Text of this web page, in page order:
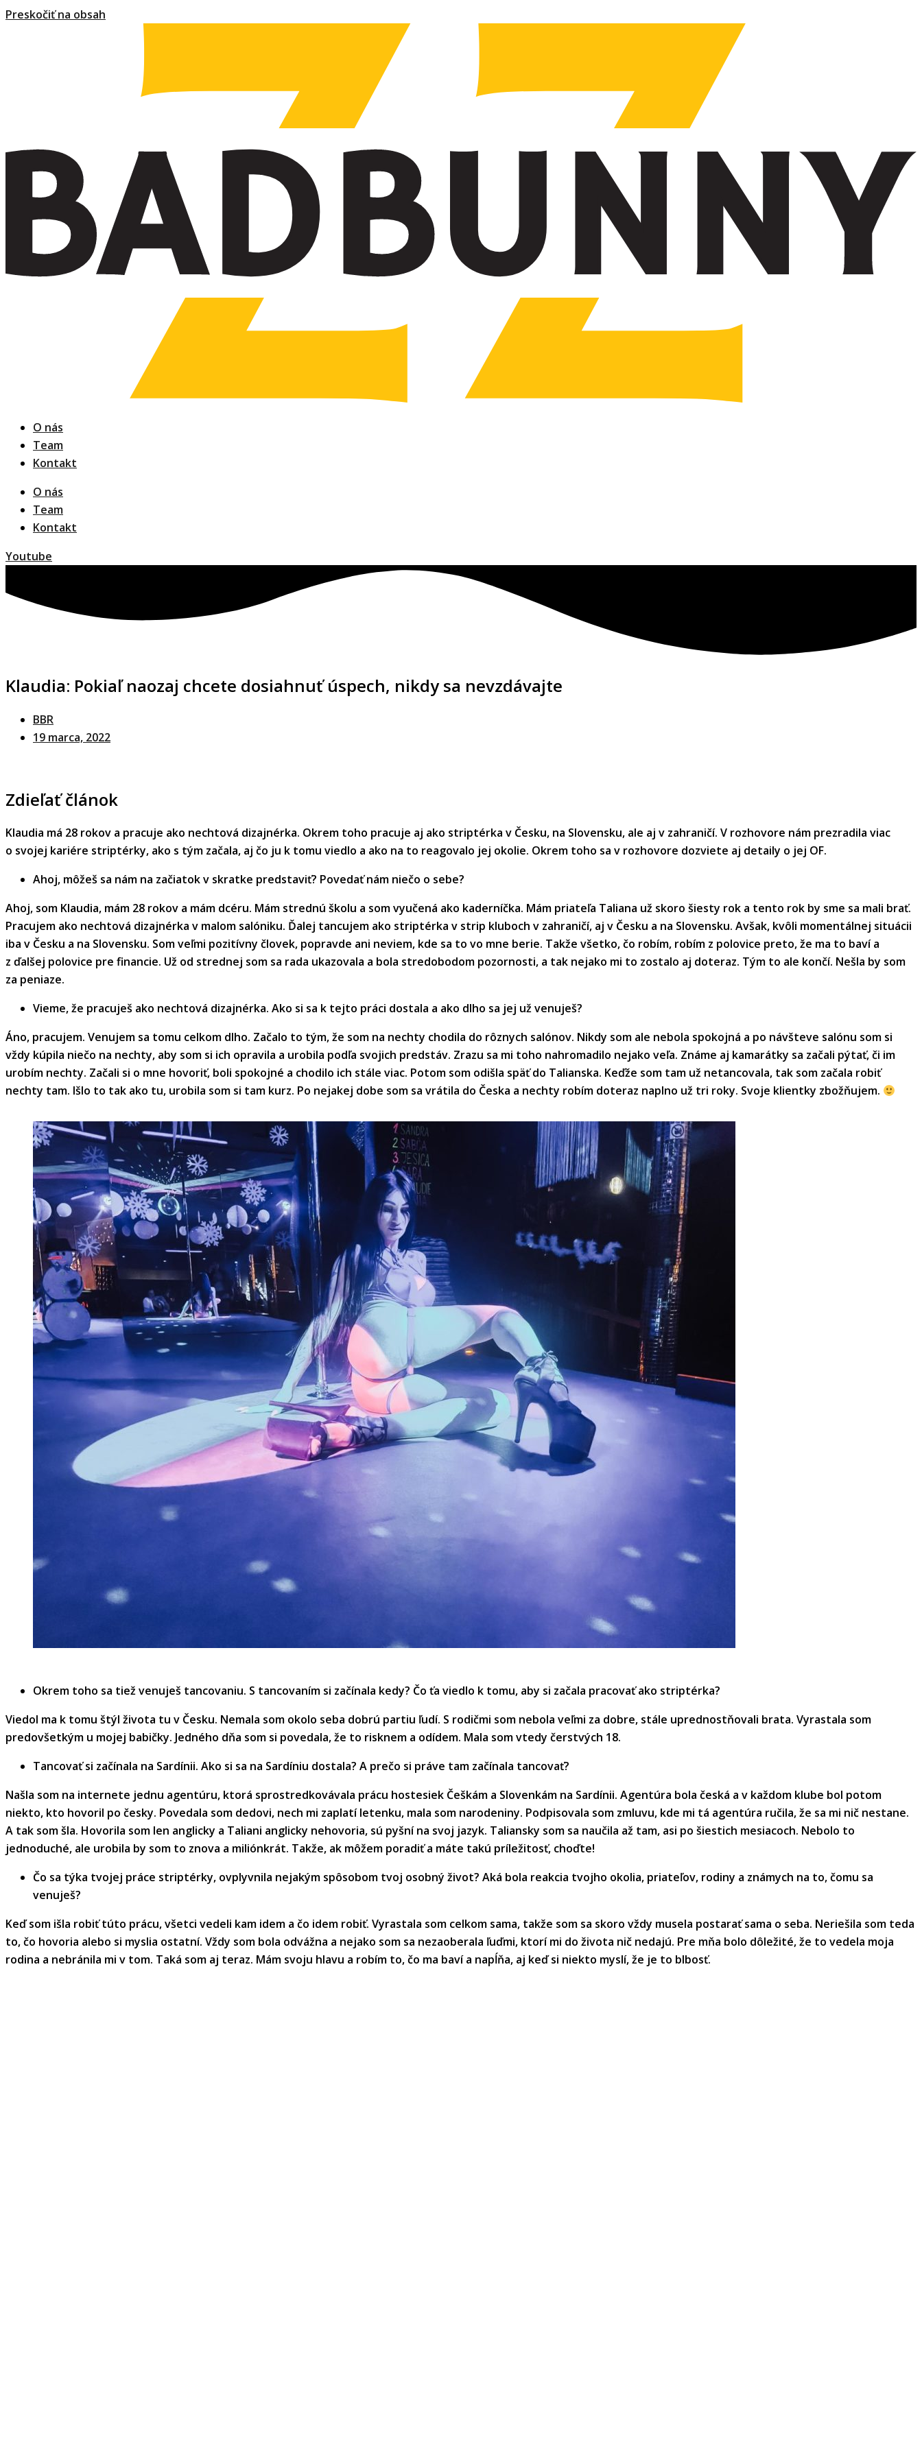
Preskočiť na obsah
O nás
Team
Kontakt
O nás
Team
Kontakt
Youtube
Klaudia: Pokiaľ naozaj chcete dosiahnuť úspech, nikdy sa nevzdávajte
BBR
19 marca, 2022
Zdieľať článok
Klaudia má 28 rokov a pracuje ako nechtová dizajnérka. Okrem toho pracuje aj ako striptérka v Česku, na Slovensku, ale aj v zahraničí. V rozhovore nám prezradila viac
o svojej kariére striptérky, ako s tým začala, aj čo ju k tomu viedlo a ako na to reagovalo jej okolie. Okrem toho sa v rozhovore dozviete aj detaily o jej OF.
Ahoj, môžeš sa nám na začiatok v skratke predstaviť? Povedať nám niečo o sebe?
Ahoj, som Klaudia, mám 28 rokov a mám dcéru. Mám strednú školu a som vyučená ako kaderníčka. Mám priateľa Taliana už skoro šiesty rok a tento rok by sme sa mali brať.
Pracujem ako nechtová dizajnérka v malom salóniku. Ďalej tancujem ako striptérka v strip kluboch v zahraničí, aj v Česku a na Slovensku. Avšak, kvôli momentálnej situácii
iba v Česku a na Slovensku. Som veľmi pozitívny človek, popravde ani neviem, kde sa to vo mne berie. Takže všetko, čo robím, robím z polovice preto, že ma to baví a
z ďalšej polovice pre financie. Už od strednej som sa rada ukazovala a bola stredobodom pozornosti, a tak nejako mi to zostalo aj doteraz. Tým to ale končí. Nešla by som
za peniaze.
Vieme, že pracuješ ako nechtová dizajnérka. Ako si sa k tejto práci dostala a ako dlho sa jej už venuješ?
Áno, pracujem. Venujem sa tomu celkom dlho. Začalo to tým, že som na nechty chodila do rôznych salónov. Nikdy som ale nebola spokojná a po návšteve salónu som si
vždy kúpila niečo na nechty, aby som si ich opravila a urobila podľa svojich predstáv. Zrazu sa mi toho nahromadilo nejako veľa. Známe aj kamarátky sa začali pýtať, či im
urobím nechty. Začali si o mne hovoriť, boli spokojné a chodilo ich stále viac. Potom som odišla späť do Talianska. Keďže som tam už netancovala, tak som začala robiť
nechty tam. Išlo to tak ako tu, urobila som si tam kurz. Po nejakej dobe som sa vrátila do Česka a nechty robím doteraz naplno už tri roky. Svoje klientky zbožňujem.
Okrem toho sa tiež venuješ tancovaniu. S tancovaním si začínala kedy? Čo ťa viedlo k tomu, aby si začala pracovať ako striptérka?
Viedol ma k tomu štýl života tu v Česku. Nemala som okolo seba dobrú partiu ľudí. S rodičmi som nebola veľmi za dobre, stále uprednostňovali brata. Vyrastala som
predovšetkým u mojej babičky. Jedného dňa som si povedala, že to risknem a odídem. Mala som vtedy čerstvých 18.
Tancovať si začínala na Sardínii. Ako si sa na Sardíniu dostala? A prečo si práve tam začínala tancovať?
Našla som na internete jednu agentúru, ktorá sprostredkovávala prácu hostesiek Češkám a Slovenkám na Sardínii. Agentúra bola česká a v každom klube bol potom
niekto, kto hovoril po česky. Povedala som dedovi, nech mi zaplatí letenku, mala som narodeniny. Podpisovala som zmluvu, kde mi tá agentúra ručila, že sa mi nič nestane.
A tak som šla. Hovorila som len anglicky a Taliani anglicky nehovoria, sú pyšní na svoj jazyk. Taliansky som sa naučila až tam, asi po šiestich mesiacoch. Nebolo to
jednoduché, ale urobila by som to znova a miliónkrát. Takže, ak môžem poradiť a máte takú príležitosť, choďte!
Čo sa týka tvojej práce striptérky, ovplyvnila nejakým spôsobom tvoj osobný život? Aká bola reakcia tvojho okolia, priateľov, rodiny a známych na to, čomu sa
venuješ?
Keď som išla robiť túto prácu, všetci vedeli kam idem a čo idem robiť. Vyrastala som celkom sama, takže som sa skoro vždy musela postarať sama o seba. Neriešila som teda
to, čo hovoria alebo si myslia ostatní. Vždy som bola odvážna a nejako som sa nezaoberala ľuďmi, ktorí mi do života nič nedajú. Pre mňa bolo dôležité, že to vedela moja
rodina a nebránila mi v tom. Taká som aj teraz. Mám svoju hlavu a robím to, čo ma baví a napĺňa, aj keď si niekto myslí, že je to blbosť.